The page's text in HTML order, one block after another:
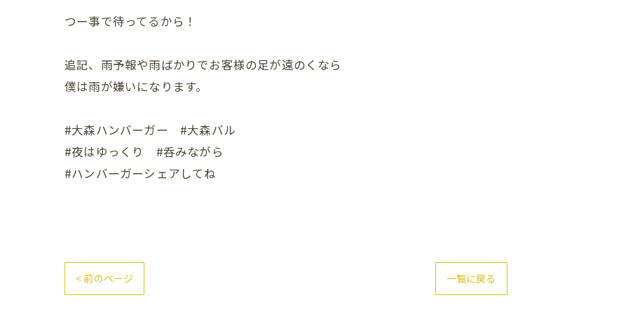
つー事で待ってるから！
追記、雨予報や雨ばかりでお客様の足が遠のくなら
僕は雨が嫌いになります。
#大森ハンバーガー #大森バル
#夜はゆっくり #呑みながら
#ハンバーガーシェアしてね
< 前のページ 一覧に戻る